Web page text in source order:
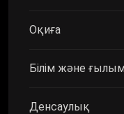
Оқиға
Білім және ғылым
Денсаулық